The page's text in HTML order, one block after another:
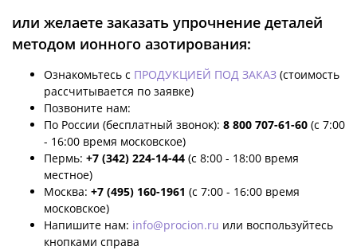
или желаете заказать упрочнение деталей
методом ионного азотирования:
Ознакомьтесь с ПРОДУКЦИЕЙ ПОД ЗАКАЗ (стоимость
рассчитывается по заявке)
Позвоните нам:
По России (бесплатный звонок): 8 800 707-61-60 (с 7:00
- 16:00 время московское)
Пермь: +7 (342) 224-14-44 (с 8:00 - 18:00 время
местное)
Москва: +7 (495) 160-1961 (с 7:00 - 16:00 время
московское)
Напишите нам: info@procion.ru или воспользуйтесь
кнопками справа